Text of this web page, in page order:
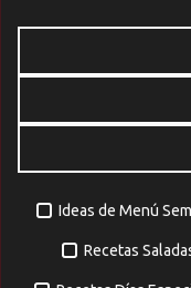
Ideas de Menú
Recetas